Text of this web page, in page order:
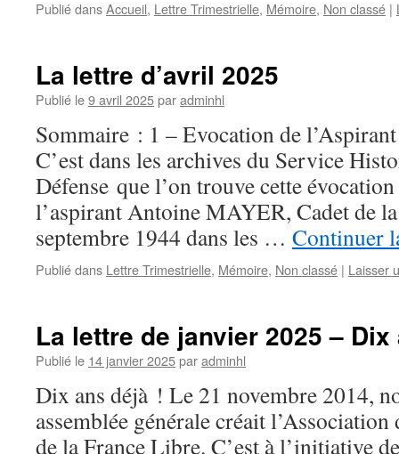
Publié dansAccueil, Lettre Trimestrielle, Mémoire, Non classé |
La lettre d’avril 2025
Publié le9 avril 2025paradminhl
Sommaire : 1 – Evocation de
C’est dans les archives du Service
Défense que l’on trouve cette
l’aspirant Antoine MAYER, Cadet de
septembre 1944 dans les … Continuer
Publié dans Lettre Trimestrielle, Mémoire, Non classé | Laisser
La lettre de janvier 2025 –
Publié le 14 janvier 2025paradminhl
Dix ans déjà ! Le 21 novembre 2014,
assemblée générale créait
de la France Libre. C’est à l’initiative